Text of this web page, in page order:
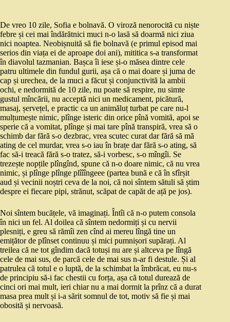
De vreo 10 zile, Sofia e bolnavă. O viroză nenorocită cu niște
febre și cei mai îndărătnici muci n-o lasă să doarmă nici ziua
nici noaptea. Neobișnuită să fie bolnavă (e primul episod mai
serios din viața ei de aproape doi ani), mititica s-a transformat
în diavolul tazmanian. Bașca îi iese și-o măsea dintre cele
patru ultimele din fundul gurii, așa că o mai doare și juma de
cap și urechea, de la muci a făcut și conjunctivită la ambii
ochi, e nedormită de 10 zile, nu poate să respire, nu simte
gustul mîncării, nu acceptă nici un medicament, picătură,
masaj, șervețel, e practic ca un animăluț turbat pe care nu-l
mulțumește nimic, plînge isteric din orice pînă vomită, apoi se
sperie că a vomitat, plînge și mai tare pînă transpiră, vrea să o
schimb dar fără s-o dezbrac, vrea scutec curat dar fără să mă
ating de cel murdar, vrea s-o iau în brațe dar fără s-o ating, să
fac să-i treacă fără s-o tratez, să-i vorbesc, s-o mîngîi. Se
trezește nopțile plîngînd, spune că n-o doare nimic, că nu vrea
nimic, și plînge plînge plîîîngeee (partea bună e că în sfîrșit
aud și vecinii noștri ceva de la noi, că noi sîntem sătuli să știm
despre ei fiecare pipi, strănut, scăpat de capăt de ață pe jos).
Noi sîntem bucățele, vă imaginați. Întîi că n-o putem consola
în nici un fel. Al doilea că sîntem nedormiți și cu nervii
plesniți, e greu să rămîi zen cînd ai mereu lîngă tine un
emițător de plînset continuu și mici pumnișori supărați. Al
treilea că ne tot gîndim dacă totuși nu are și altceva pe lîngă
cele de mai sus, de parcă cele de mai sus n-ar fi destule. Și al
patrulea că totul e o luptă, de la schimbat la îmbrăcat, eu nu-s
de principiu să-i fac chestii cu forța, așa că totul durează de
cinci ori mai mult, ieri chiar nu a mai dormit la prînz că a durat
masa prea mult și i-a sărit somnul de tot, motiv să fie și mai
obosită și nervoasă.